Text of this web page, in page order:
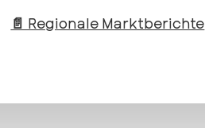
📄 Regionale Marktberichte